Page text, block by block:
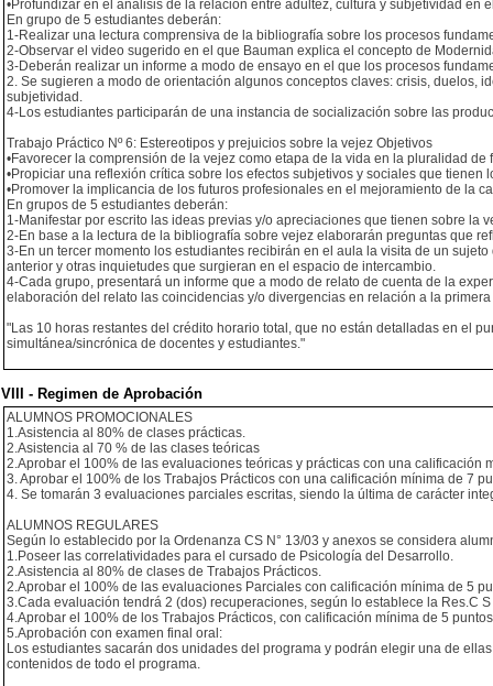
•Profundizar en el análisis de la relación entre adultez, cultura y subjetividad en
En grupo de 5 estudiantes deberán:
1-Realizar una lectura comprensiva de la bibliografía sobre los procesos
2-Observar el video sugerido en el que Bauman explica el concepto de
3-Deberán realizar un informe a modo de ensayo en el que los procesos
2. Se sugieren a modo de orientación algunos conceptos claves: crisis, duelos,
subjetividad.
4-Los estudiantes participarán de una instancia de socialización sobre las
Trabajo Práctico Nº 6: Estereotipos y prejuicios sobre la vejez Objetivos
•Favorecer la comprensión de la vejez como etapa de la vida en la pluralidad
•Propiciar una reflexión crítica sobre los efectos subjetivos y sociales que tienen
•Promover la implicancia de los futuros profesionales en el mejoramiento de la
En grupos de 5 estudiantes deberán:
1-Manifestar por escrito las ideas previas y/o apreciaciones que tienen sobre la
2-En base a la lectura de la bibliografía sobre vejez elaborarán preguntas que
3-En un tercer momento los estudiantes recibirán en el aula la visita de un
anterior y otras inquietudes que surgieran en el espacio de intercambio.
4-Cada grupo, presentará un informe que a modo de relato de cuenta de la
elaboración del relato las coincidencias y/o divergencias en relación a la
"Las 10 horas restantes del crédito horario total, que no están detalladas en el
simultánea/sincrónica de docentes y estudiantes."
VIII - Regimen de Aprobación
ALUMNOS PROMOCIONALES
1.Asistencia al 80% de clases prácticas.
2.Asistencia al 70 % de las clases teóricas
2.Aprobar el 100% de las evaluaciones teóricas y prácticas con una calificación
3. Aprobar el 100% de los Trabajos Prácticos con una calificación mínima de 7
4. Se tomarán 3 evaluaciones parciales escritas, siendo la última de carácter
ALUMNOS REGULARES
Según lo establecido por la Ordenanza CS N° 13/03 y anexos se considera
1.Poseer las correlatividades para el cursado de Psicología del Desarrollo.
2.Asistencia al 80% de clases de Trabajos Prácticos.
2.Aprobar el 100% de las evaluaciones Parciales con calificación mínima de 5
3.Cada evaluación tendrá 2 (dos) recuperaciones, según lo establece la Res.C S
4.Aprobar el 100% de los Trabajos Prácticos, con calificación mínima de 5
5.Aprobación con examen final oral:
Los estudiantes sacarán dos unidades del programa y podrán elegir una de
contenidos de todo el programa.